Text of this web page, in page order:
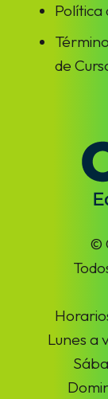
Política
de
©
Lunes a